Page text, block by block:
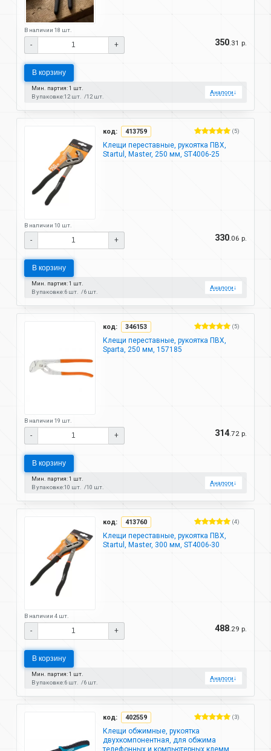
В наличии 18 шт.
- + 350 .31 р.
В корзину
Мин. партия: 1 шт.
В упаковке:12 шт. 12 шт.
Аналоги↓
код: 413759 (5)
Клещи переставные, рукоятка ПВХ,
Startul, Master, 250 мм, ST4006-25
В наличии 10 шт.
- + 330 .06 р.
В корзину
Мин. партия: 1 шт.
В упаковке:6 шт. 6 шт.
Аналоги↓
код: 346153 (5)
Клещи переставные, рукоятка ПВХ,
Sparta, 250 мм, 157185
В наличии 19 шт.
- + 314.72 р.
В корзину
Мин. партия: 1 шт.
В упаковке:10 шт. 10 шт.
Аналоги↓
код: 413760 (4)
Клещи переставные, рукоятка ПВХ,
Startul, Master, 300 мм, ST4006-30
В наличии 4 шт.
- + 488 .29 р.
В корзину
Мин. партия: 1 шт.
В упаковке:6 шт. 6 шт.
Аналоги↓
код: 402559 (3)
Клещи обжимные, рукоятка
двухкомпонентная, для обжима
телефонных и компьютерных клемм